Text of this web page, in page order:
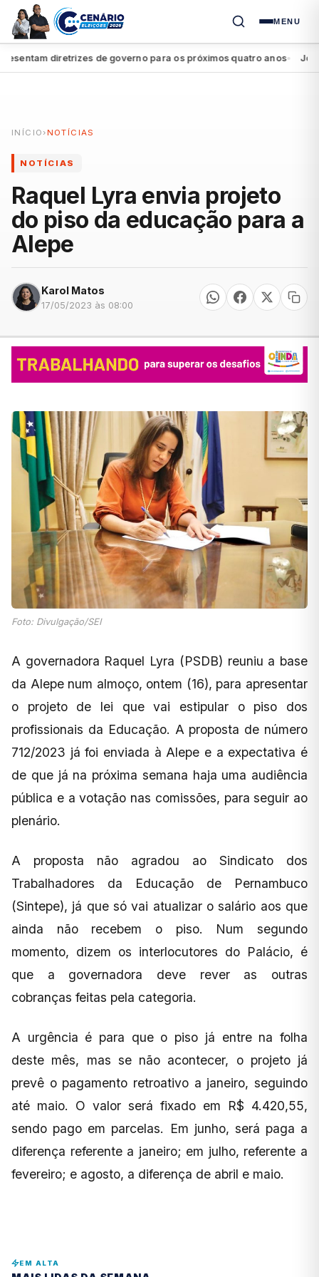
MENU
diretrizes de governo para os próximos quatro anos● João
INÍCIO › NOTÍCIAS
NOTÍCIAS
Raquel Lyra envia projeto
do piso da educação para a
Alepe
Karol Matos
17/05/2023 às 08:00
Foto: Divulgação/SEI
A governadora Raquel Lyra (PSDB) reuniu a base
da Alepe num almoço, ontem (16), para apresentar
o projeto de lei que vai estipular o piso dos
profissionais da Educação. A proposta de número
712/2023 já foi enviada à Alepe e a expectativa é
de que já na próxima semana haja uma audiência
pública e a votação nas comissões, para seguir ao
plenário.
A proposta não agradou ao Sindicato dos
Trabalhadores da Educação de Pernambuco
(Sintepe), já que só vai atualizar o salário aos que
ainda não recebem o piso. Num segundo
momento, dizem os interlocutores do Palácio, é
que a governadora deve rever as outras
cobranças feitas pela categoria.
A urgência é para que o piso já entre na folha
deste mês, mas se não acontecer, o projeto já
prevê o pagamento retroativo a janeiro, seguindo
até maio. O valor será fixado em R$ 4.420,55,
sendo pago em parcelas. Em junho, será paga a
diferença referente a janeiro; em julho, referente a
fevereiro; e agosto, a diferença de abril e maio.
EM ALTA